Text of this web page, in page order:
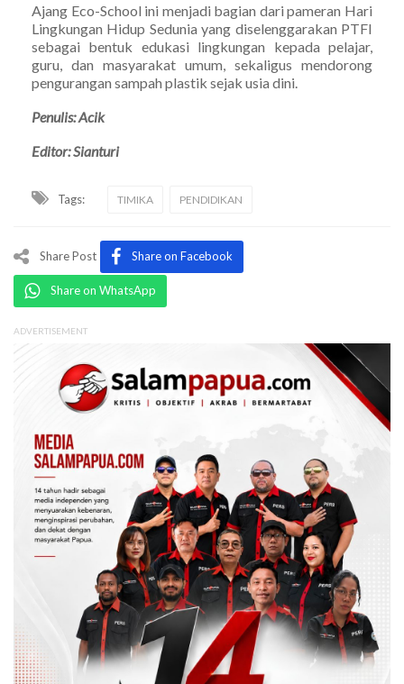
Ajang Eco-School ini menjadi bagian dari pameran Hari
Lingkungan Hidup Sedunia yang diselenggarakan PTFI
sebagai bentuk edukasi lingkungan kepada pelajar,
guru, dan masyarakat umum, sekaligus mendorong
pengurangan sampah plastik sejak usia dini.
Penulis: Acik
Editor: Sianturi
Tags: TIMIKA PENDIDIKAN
Share Post Share on Facebook
Share on WhatsApp
ADVERTISEMENT